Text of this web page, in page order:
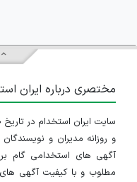
مختصری درباره ایران
و روزانه مدیران و
آگهی های استخدامی گام
مطلوب و با کیفیت آگهی